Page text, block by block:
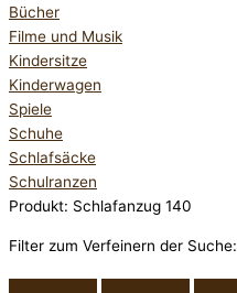
Bücher
Filme und Musik
Kindersitze
Kinderwagen
Spiele
Schuhe
Schlafsäcke
Schulranzen
Produkt: Schlafanzug 140
Filter zum Verfeinern der Suche: